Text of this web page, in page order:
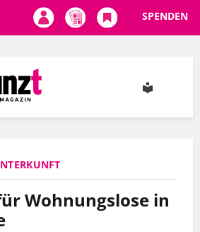
SPENDEN
Wohnungslose in